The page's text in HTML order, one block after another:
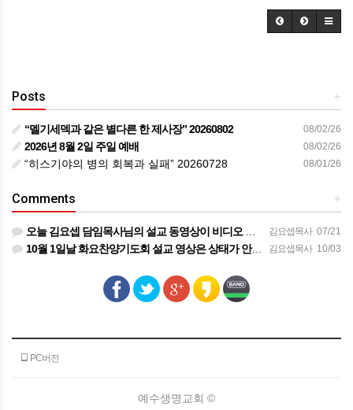
+
Posts
08/02/26
“멜기세덱과 같은 별다른 한 제사장” 20260802
08/02/26
2026년 8월 2일 주일 예배
08/01/26
“히스기야의 병의 회복과 실패” 20260728
+
Comments
김요셉목사 07/21
오늘 김요셉 담임목사님의 설교 동영상이 비디오 장비 문제로 영상을 올려 드리지 못해 죄송합니다 오늘 주일 설…
김요셉목사 10/03
10월 1일날 화요찬양기도회 설교 영상은 상태가 안좋아서 오디오만 올려 드립니다
PC버전
예수생명교회 ©